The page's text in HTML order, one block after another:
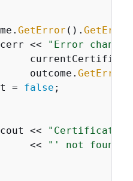
GetError ().
<<
"Error
outcome.
GetError
=
false ;
<<
"Certificate
<<
"' not found."